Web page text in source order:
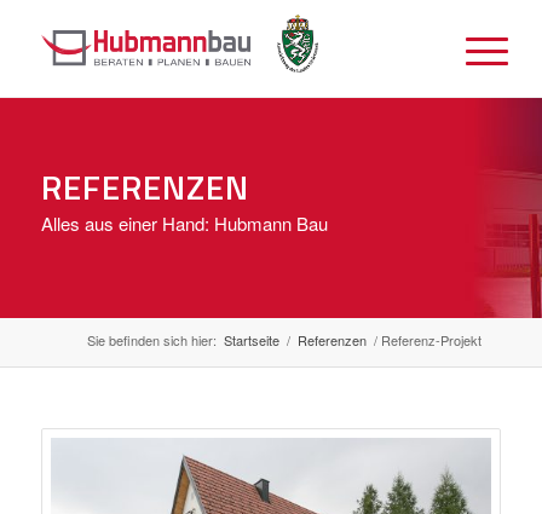
REFERENZEN
Alles aus einer Hand: Hubmann Bau
Sie befinden sich hier: Startseite / Referenzen / Referenz-Projekt